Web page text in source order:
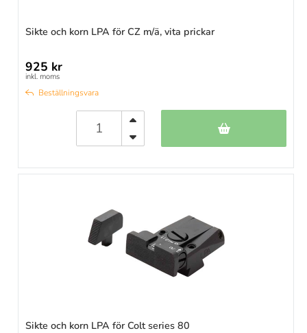
Sikte och korn LPA för CZ m/ä, vita prickar
925 kr
inkl. moms
Beställningsvara
Sikte och korn LPA för Colt series 80